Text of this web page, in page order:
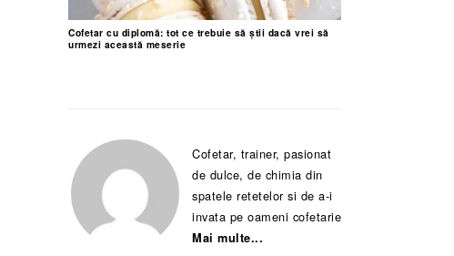
Cofetar cu diplomă: tot ce trebuie să știi dacă vrei să
urmezi această meserie
Cofetar, trainer, pasionat
de dulce, de chimia din
spatele retetelor si de a-i
invata pe oameni cofetarie
Mai multe...